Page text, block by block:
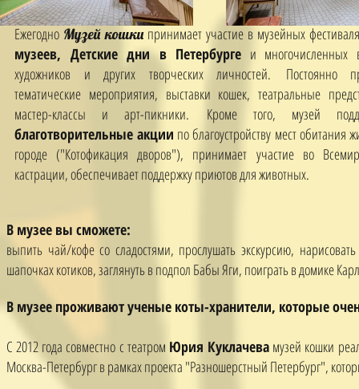
Ежегодно Музей кошкипринимает участие в музейных
музеев, Детские дни в Петербурге и многочисленных
художников и других творческих личностей. Постоянно
тематические мероприятия, выставки кошек, театральные
мастер-классы и арт-пикники. Кроме того, музей
благотворительные акции по благоустройству мест обитания
городе ("Котофикация дворов"), принимает участие во
кастрации, обеспечивает поддержку приютов для животных.
В музее вы сможете:
выпить чай/кофе со сладостями, прослушать экскурсию,
шапочках котиков, заглянуть в подпол Бабы Яги, поиграть в домике
В музее проживают ученые коты-хранители, которые
С 2012 года совместно с театром Юрия Куклачева музей кошки
Москва-Петербург в рамках проекта "Разношерстный Петербург",